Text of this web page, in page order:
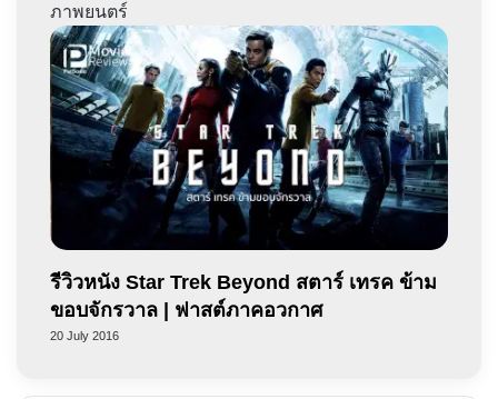
ภาพยนตร์
รีวิวหนัง Star Trek Beyond สตาร์ เทรค ข้าม
ขอบจักรวาล | ฟาสต์ภาคอวกาศ
20 July 2016